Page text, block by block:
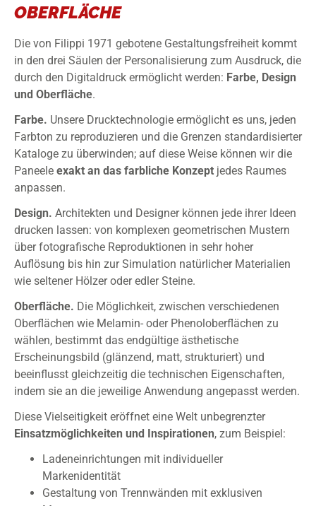
OBERFLÄCHE
Die von Filippi 1971 gebotene Gestaltungsfreiheit kommt
in den drei Säulen der Personalisierung zum Ausdruck, die
durch den Digitaldruck ermöglicht werden: Farbe, Design
und Oberfläche.
Farbe. Unsere Drucktechnologie ermöglicht es uns, jeden
Farbton zu reproduzieren und die Grenzen standardisierter
Kataloge zu überwinden; auf diese Weise können wir die
Paneele exakt an das farbliche Konzept jedes Raumes
anpassen.
Design. Architekten und Designer können jede ihrer Ideen
drucken lassen: von komplexen geometrischen Mustern
über fotografische Reproduktionen in sehr hoher
Auflösung bis hin zur Simulation natürlicher Materialien
wie seltener Hölzer oder edler Steine.
Oberfläche. Die Möglichkeit, zwischen verschiedenen
Oberflächen wie Melamin- oder Phenoloberflächen zu
wählen, bestimmt das endgültige ästhetische
Erscheinungsbild (glänzend, matt, strukturiert) und
beeinflusst gleichzeitig die technischen Eigenschaften,
indem sie an die jeweilige Anwendung angepasst werden.
Diese Vielseitigkeit eröffnet eine Welt unbegrenzter
Einsatzmöglichkeiten und Inspirationen, zum Beispiel:
Ladeneinrichtungen mit individueller
Markenidentität
Gestaltung von Trennwänden mit exklusiven